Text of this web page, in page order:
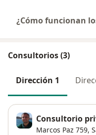
¿Cómo funcionan
Consultorios (3)
Dirección 1
Consultorio
Marcos Paz 759,